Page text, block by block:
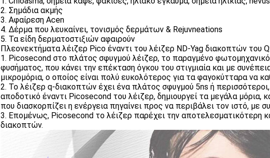
2. Σημάδια ακμής
3. Αφαίρεση Acen
4. Δέρμα που λευκαίνει, τονισμός δερμάτων & Rejuvneations
5. Τα είδη δερματοστιξιών αφαιρούν
Πλεονεκτήματα λέιζερ Pico έναντι του λέιζερ ND-Yag διακοπτών του Q:
1. Picosecond στο πλάτος σφυγμού λέιζερ, το παραγμένο
φυσήματος, που κάνει την επέκταση όγκου του στιγμιαία και με
μικρομόρια, ο οποίος είναι πολύ ευκολότερος για τα φαγοκύτταρα να
2. Το λέιζερ q-διακοπτών έχει ένα πλάτος σφυγμού 5ns ή
αποδοτικό έναντι Picosecond του λέιζερ, δημιουργεί τα μεγάλα μόρια,
που διασκορπίζει η ενέργεια πηγαίνει προς να περιβάλει τον ιστό, με
3. Επομένως, Picosecond το λέιζερ παρέχει την αποτελεσματικότερη
διακοπτών.